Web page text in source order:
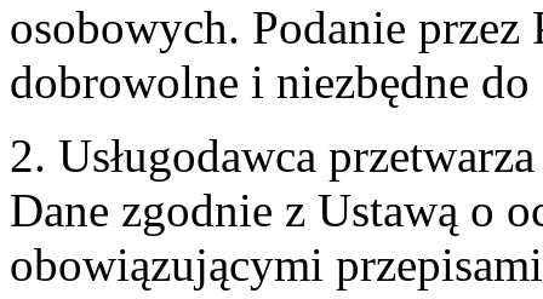
osobowych. Podanie przez
dobrowolne i niezbędne
2. Usługodawca
Dane zgodnie z Ustawą o
obowiązującymi